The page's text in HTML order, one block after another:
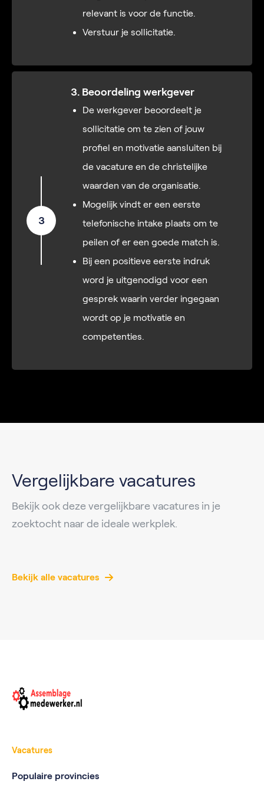
relevant is voor de functie.
Verstuur je sollicitatie.
3
3. Beoordeling werkgever
De werkgever beoordeelt je
sollicitatie om te zien of jouw
profiel en motivatie aansluiten bij
de vacature en de christelijke
waarden van de organisatie.
Mogelijk vindt er een eerste
telefonische intake plaats om te
peilen of er een goede match is.
Bij een positieve eerste indruk
word je uitgenodigd voor een
gesprek waarin verder ingegaan
wordt op je motivatie en
competenties.
Vergelijkbare vacatures
Bekijk ook deze vergelijkbare vacatures in je
zoektocht naar de ideale werkplek.
Bekijk alle vacatures
Vacatures
Populaire provincies